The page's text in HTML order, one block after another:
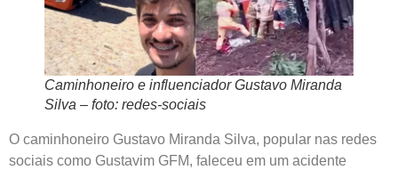
Caminhoneiro e influenciador Gustavo Miranda
Silva – foto: redes-sociais
O caminhoneiro Gustavo Miranda Silva, popular nas redes
sociais como Gustavim GFM, faleceu em um acidente